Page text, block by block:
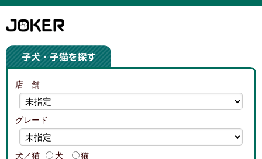
店 舗
グレード
犬／猫 犬
猫